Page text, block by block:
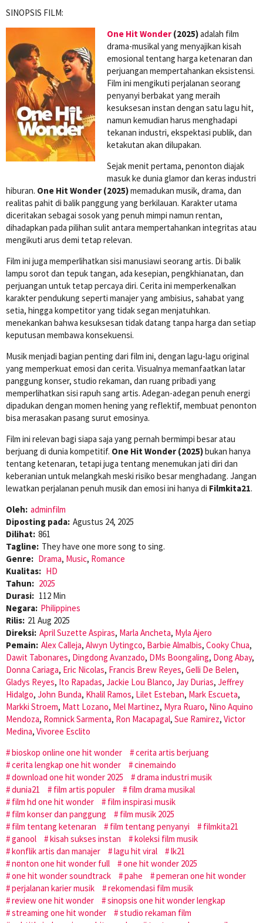
SINOPSIS FILM:
One Hit Wonder (2025)adalah film
drama-musikal yang menyajikan kisah
emosional tentang harga ketenaran dan
perjuangan mempertahankan eksistensi.
Film ini mengikuti perjalanan seorang
penyanyi berbakat yang meraih
kesuksesan instan dengan satu lagu hit,
namun kemudian harus menghadapi
tekanan industri, ekspektasi publik, dan
ketakutan akan dilupakan.
Sejak menit pertama, penonton diajak
masuk ke dunia glamor dan keras industri
hiburan. One Hit Wonder (2025)memadukan musik, drama, dan
realitas pahit di balik panggung yang berkilauan. Karakter utama
diceritakan sebagai sosok yang penuh mimpi namun rentan,
dihadapkan pada pilihan sulit antara mempertahankan integritas atau
mengikuti arus demi tetap relevan.
Film ini juga memperlihatkan sisi manusiawi seorang artis. Di balik
lampu sorot dan tepuk tangan, ada kesepian, pengkhianatan, dan
perjuangan untuk tetap percaya diri. Cerita ini memperkenalkan
karakter pendukung seperti manajer yang ambisius, sahabat yang
setia, hingga kompetitor yang tidak segan menjatuhkan.
menekankan bahwa kesuksesan tidak datang tanpa harga dan setiap
keputusan membawa konsekuensi.
Musik menjadi bagian penting dari film ini, dengan lagu-lagu original
yang memperkuat emosi dan cerita. Visualnya memanfaatkan latar
panggung konser, studio rekaman, dan ruang pribadi yang
memperlihatkan sisi rapuh sang artis. Adegan-adegan penuh energi
dipadukan dengan momen hening yang reflektif, membuat penonton
bisa merasakan pasang surut emosinya.
Film ini relevan bagi siapa saja yang pernah bermimpi besar atau
berjuang di dunia kompetitif. One Hit Wonder (2025)bukan hanya
tentang ketenaran, tetapi juga tentang menemukan jati diri dan
keberanian untuk melangkah meski risiko besar menghadang. Jangan
lewatkan perjalanan penuh musik dan emosi ini hanya di Filmkita21.
Oleh: adminfilm
Diposting pada: Agustus 24, 2025
Dilihat: 861
Tagline: They have one more song to sing.
Genre: Drama, Music, Romance
Kualitas: HD
Tahun: 2025
Durasi: 112 Min
Negara: Philippines
Rilis: 21 Aug 2025
Direksi: April Suzette Aspiras, Marla Ancheta, Myla Ajero
Pemain: Alex Calleja, Alwyn Uytingco, Barbie Almalbis, Cooky Chua,
Dawit Tabonares, Dingdong Avanzado, DMs Boongaling, Dong Abay,
Donna Cariaga, Eric Nicolas, Francis Brew Reyes, Gelli De Belen,
Gladys Reyes, Ito Rapadas, Jackie Lou Blanco, Jay Durias, Jeffrey
Hidalgo, John Bunda, Khalil Ramos, Lilet Esteban, Mark Escueta,
Markki Stroem, Matt Lozano, Mel Martinez, Myra Ruaro, Nino Aquino
Mendoza, Romnick Sarmenta, Ron Macapagal, Sue Ramirez, Victor
Medina, Vivoree Esclito
bioskop online one hit wonder
cerita artis berjuang
cerita lengkap one hit wonder
cinemaindo
download one hit wonder 2025
drama industri musik
dunia21
film artis populer
film drama musikal
film hd one hit wonder
film inspirasi musik
film konser dan panggung
film musik 2025
film tentang ketenaran
film tentang penyanyi
filmkita21
ganool
kisah sukses instan
koleksi film musik
konflik artis dan manajer
lagu hit viral
lk21
nonton one hit wonder full
one hit wonder 2025
one hit wonder soundtrack
pahe
pemeran one hit wonder
perjalanan karier musik
rekomendasi film musik
review one hit wonder
sinopsis one hit wonder lengkap
streaming one hit wonder
studio rekaman film